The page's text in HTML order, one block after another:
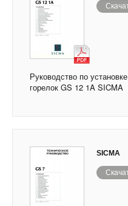
Руководство по
горелок GS 12 1A SICMA
SICMA